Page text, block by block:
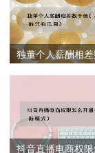
独董个人薪酬相
抖音直播电商权